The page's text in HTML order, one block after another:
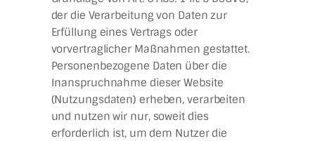
der die Verarbeitung von Daten zur
Erfüllung eines Vertrags oder
vorvertraglicher Maßnahmen gestattet.
Personenbezogene Daten über die
Inanspruchnahme dieser Website
(Nutzungsdaten) erheben, verarbeiten
und nutzen wir nur, soweit dies
erforderlich ist, um dem Nutzer die